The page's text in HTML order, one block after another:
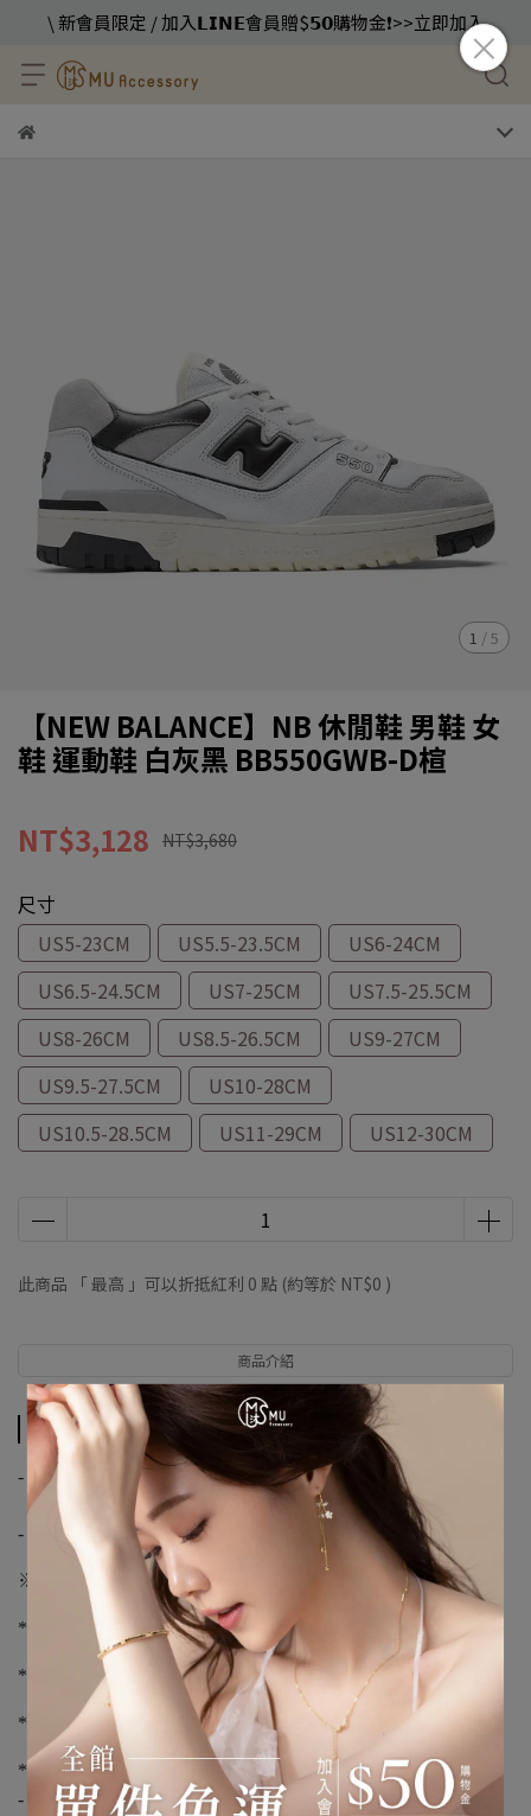
\ 新會員限定 / 加入𝗟𝗜𝗡𝗘會員贈$𝟱𝟬購物金❗️>>立即加入
1 /5
【NEW BALANCE】NB 休閒鞋 男鞋 女
鞋 運動鞋 白灰黑 BB550GWB-D楦
NT$3,128 NT$3,680
尺寸
US5-23CM
US5.5-23.5CM
US6-24CM
US6.5-24.5CM
US7-25CM
US7.5-25.5CM
US8-26CM
US8.5-26.5CM
US9-27CM
US9.5-27.5CM
US10-28CM
US10.5-28.5CM
US11-29CM US12-30CM
此商品 「 最高 」可以折抵紅利 0 點 (約等於 NT$0 )
商品介紹
商品介紹
-
【優尼聖運動聯盟】
-
※購物須知※
*下單前請先詢問庫存，下單後3-5個工作天到貨
*不提供外島宅配服務
*如有溢膠、編織顏色不同、新品氣味不屬瑕疵範圍
*請您確認購買再下單，避免浪費資源
-